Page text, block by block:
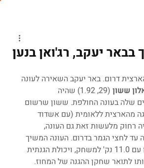
יעקב, רג'ואן בנען
דרום. באר יעקב השאירה לעונה
ששון
(29, 1.92) שהיה
שלה בעונה החולפת. ששון שרשום
ליגה מהארצית ללאומית (עם אשדוד
רחוק מלעשות זאת גם העונה,
עד לחצי הגמר בדרום. העונה המשיך
ביכולת הטובה שלו עם 11.0 נק' למשחק, ויכולת הגנתית
לתואר שחקן ההגנה של המחוז.